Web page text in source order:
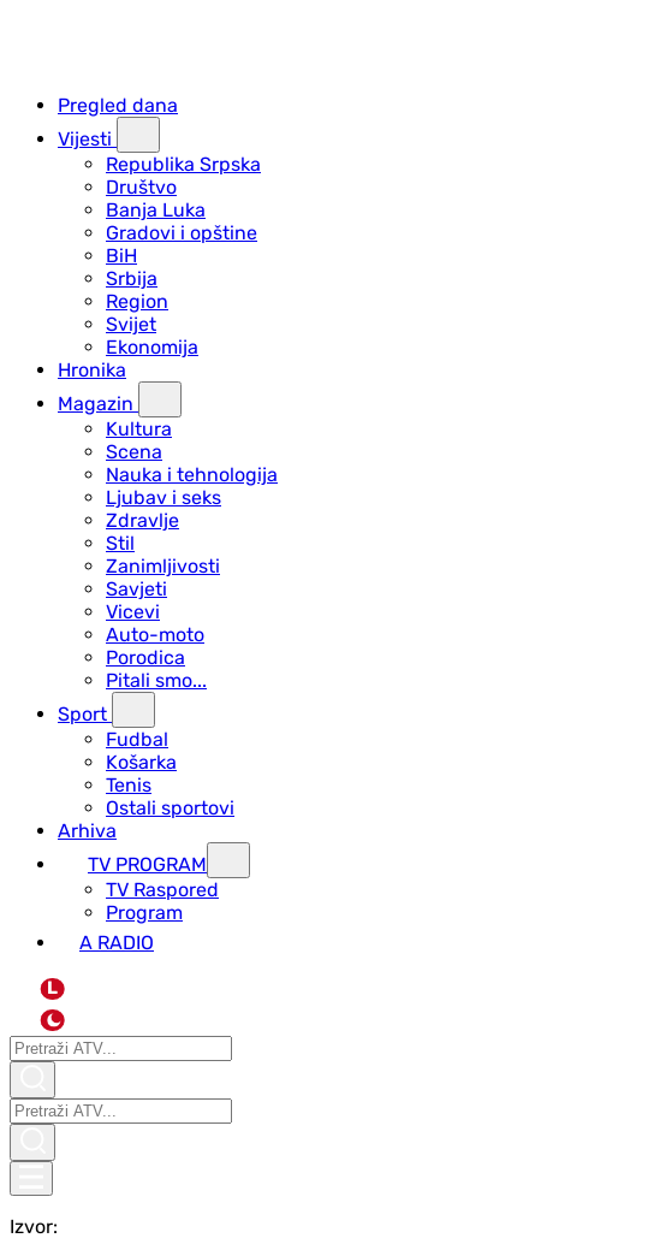
Pregled dana
Vijesti
Republika Srpska
Društvo
Banja Luka
Gradovi i opštine
BiH
Srbija
Region
Svijet
Ekonomija
Hronika
Magazin
Kultura
Scena
Nauka i tehnologija
Ljubav i seks
Zdravlje
Stil
Zanimljivosti
Savjeti
Vicevi
Auto-moto
Porodica
Pitali smo...
Sport
Fudbal
Košarka
Tenis
Ostali sportovi
Arhiva
TV PROGRAM
ТV Raspored
Program
A RADIO
L
Izvor: